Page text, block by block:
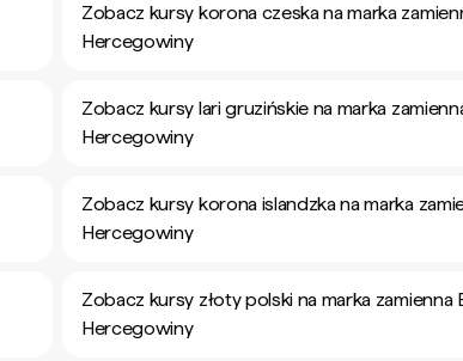
Zobacz kursy korona czeska na marka
Hercegowiny
Zobacz kursy lari gruzińskie na marka
Hercegowiny
Zobacz kursy korona islandzka na marka
Hercegowiny
Zobacz kursy złoty polski na marka zamienna
Hercegowiny